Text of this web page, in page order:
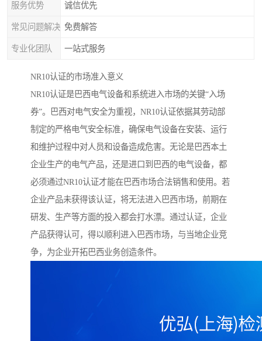
服务优势 诚信优先
常见问题解决 免费解答
专业化团队 一站式服务
NR10认证的市场准入意义
NR10认证是巴西电气设备和系统进入市场的关键“入场
券”。巴西对电气安全为重视，NR10认证依据其劳动部
制定的严格电气安全标准，确保电气设备在安装、运行
和维护过程中对人员和设备造成危害。无论是巴西本土
企业生产的电气产品，还是进口到巴西的电气设备，都
必须通过NR10认证才能在巴西市场合法销售和使用。若
企业产品未获得该认证，将无法进入巴西市场，前期在
研发、生产等方面的投入都会打水漂。通过认证，企业
产品获得认可，得以顺利进入巴西市场，与当地企业竞
争，为企业开拓巴西业务创造条件。